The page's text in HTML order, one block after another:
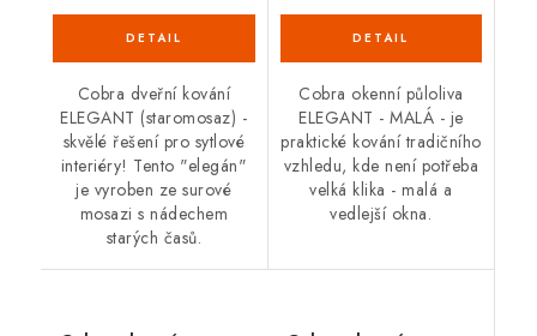
Cobra dveřní kování
ELEGANT (staromosaz) -
skvělé řešení pro sytlové
interiéry! Tento "elegán"
je vyroben ze surové
mosazi s nádechem
starých časů.
Cobra okenní půloliva
ELEGANT - MALÁ - je
praktické kování tradičního
vzhledu, kde není potřeba
velká klika - malá a
vedlejší okna.